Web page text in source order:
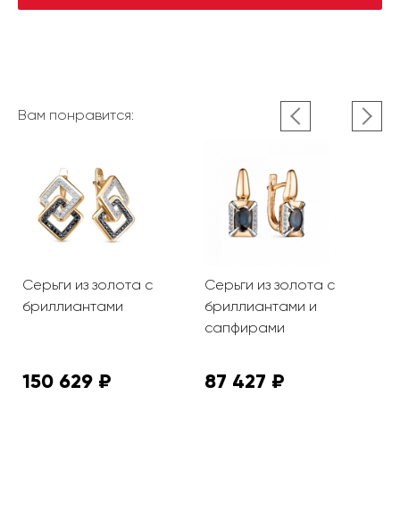
Вам понравится:
Серьги из золота с
бриллиантами
150 629 ₽
Серьги из золота с
бриллиантами и
сапфирами
87 427 ₽